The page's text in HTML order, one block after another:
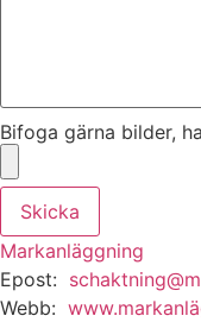
Bifoga gärna bilder,
Skicka
Markanläggning
Epost:
Webb: